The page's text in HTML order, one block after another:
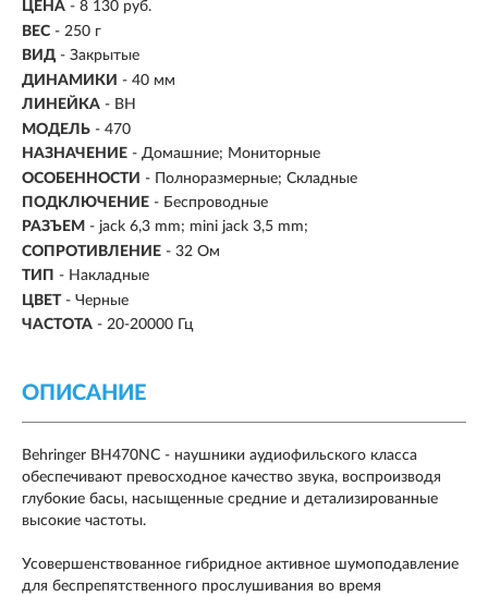
ЦЕНА - 8 130 руб.
ВЕС - 250 г
ВИД - Закрытые
ДИНАМИКИ - 40 мм
ЛИНЕЙКА - BH
МОДЕЛЬ - 470
НАЗНАЧЕНИЕ - Домашние; Мониторные
ОСОБЕННОСТИ - Полноразмерные; Складные
ПОДКЛЮЧЕНИЕ - Беспроводные
РАЗЪЕМ - jack 6,3 mm; mini jack 3,5 mm;
СОПРОТИВЛЕНИЕ - 32 Ом
ТИП - Накладные
ЦВЕТ - Черные
ЧАСТОТА - 20-20000 Гц
ОПИСАНИЕ
Behringer BH470NC - наушники аудиофильского класса
обеспечивают превосходное качество звука, воспроизводя
глубокие басы, насыщенные средние и детализированные
высокие частоты.
Усовершенствованное гибридное активное шумоподавление
для беспрепятственного прослушивания во время